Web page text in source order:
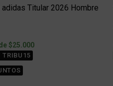
Titular 2026 Hombre
$25.000
TRIBU15